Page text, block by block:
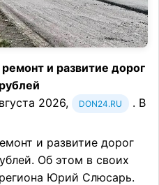
и развитие дорог
2026,
DON24.RU . В
и развитие дорог
Об этом в своих
Юрий Слюсарь.